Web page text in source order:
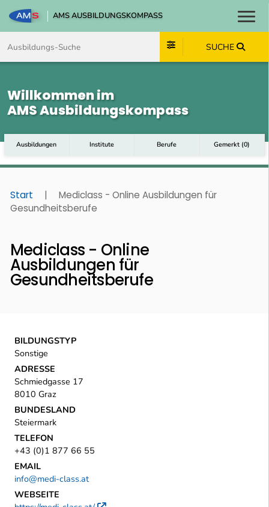
AMS AUSBILDUNGSKOMPASS
SUCHE
Willkommen im
AMS Ausbildungskompass
Ausbildungen Institute Berufe Gemerkt (0)
Start |
Mediclass - Online Ausbildungen für
Gesundheitsberufe
Mediclass - Online
Ausbildungen für
Gesundheitsberufe
BILDUNGSTYP
Sonstige
ADRESSE
Schmiedgasse 17
8010 Graz
BUNDESLAND
Steiermark
TELEFON
+43 (0)1 877 66 55
EMAIL
info@medi-class.at
WEBSEITE